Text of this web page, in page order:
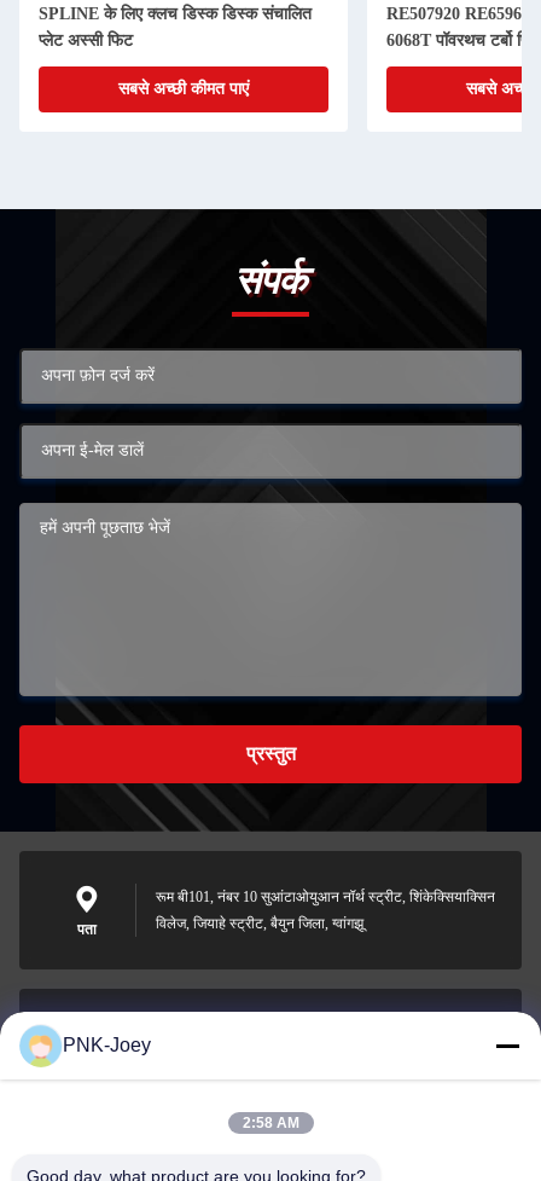
SPLINE के लिए क्लच डिस्क डिस्क संचालित
प्लेट अस्सी फिट
सबसे अच्छी कीमत पाएं
RE507920 RE65967
6068T पॉवरथच टर्बो
सबसे अच्छी
संपर्क
प्रस्तुत
पता
रूम बी101, नंबर 10 सुआंटाओयुआन नॉर्थ स्ट्रीट, शिंकेक्सियाक्सिन
विलेज, जियाहे स्ट्रीट, बैयुन जिला, ग्वांगझू
PNK-Joey
2:58 AM
Good day, what product are you looking for?